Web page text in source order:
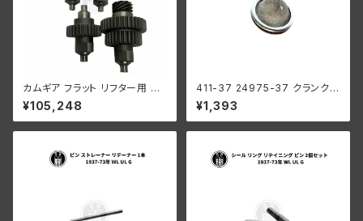
カムギア フラット リフター用 4
個セット ハーレーダビッドソン
WR エンジン オイルポンプ
¥105,248
411-37 24975-37 クランクケ
ース ストレーナー ハーレーダビ
ッドソン 1937-73年 WL UL G
¥1,393